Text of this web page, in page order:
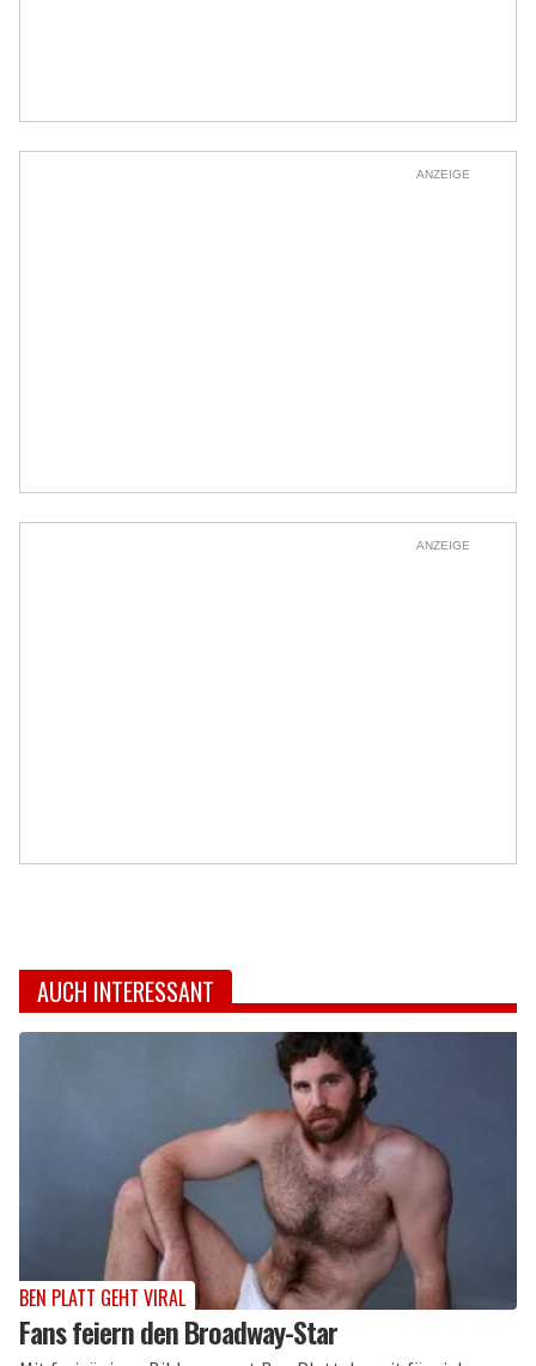
ANZEIGE
ANZEIGE
AUCH INTERESSANT
BEN PLATT GEHT VIRAL
Fans feiern den Broadway-Star